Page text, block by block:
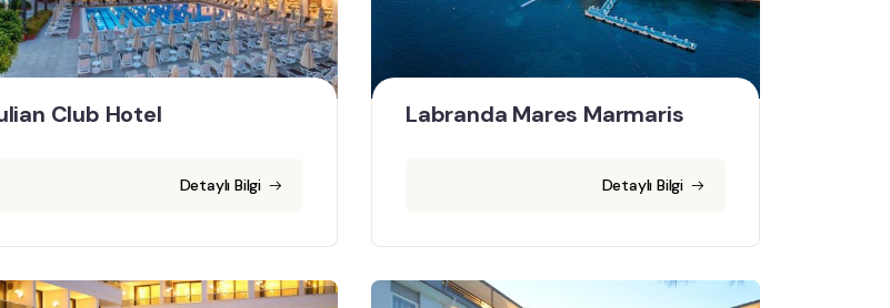
Club Hotel
Detaylı Bilgi
Labranda Mares Marmaris
Detaylı Bilgi